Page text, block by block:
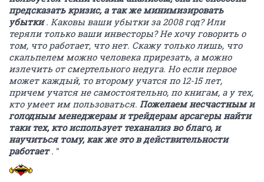
предсказать кризис, а так же минимизировать
убытки. Каковы ваши убытки за 2008 год? Или
теряли только ваши инвесторы? Не хочу говорить о
том, что работает, что нет. Скажу только лишь, что
скальпелем можно человека прирезать, а можно
излечить от смертельного недуга. Но если первое
может каждый, то второму учатся по 12-15 лет,
причем учатся не самостоятельно, по книгам, а у тех,
кто умеет им пользоваться. Пожелаем несчастным и
голодным менеджерам и трейдерам арсагеры найти
таки тех, кто использует теханализ во благо, и
научиться тому, как же это в действительности
работает. "